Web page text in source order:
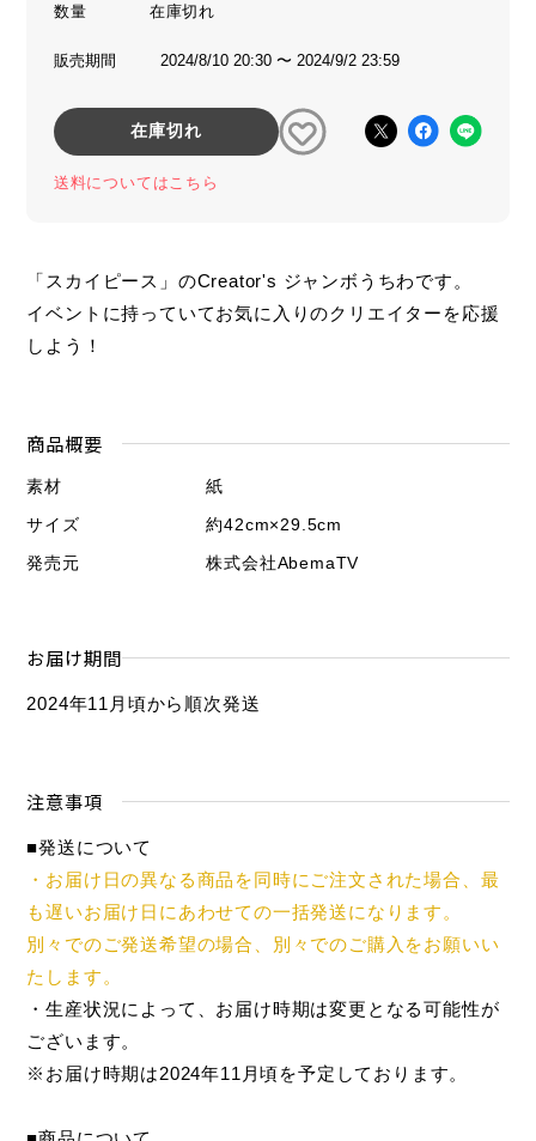
数量
販売期間 2024/8/10 20:30 〜 2024/9/2 23:59
在庫切れ
送料についてはこちら
「スカイピース」のCreator's ジャンボうちわです。
イベントに持っていてお気に入りのクリエイターを応援
しよう！
商品概要
素材
紙
サイズ
約42cm×29.5cm
発売元
株式会社AbemaTV
お届け期間
2024年11月頃から順次発送
注意事項
■発送について
・お届け日の異なる商品を同時にご注文された場合、最
も遅いお届け日にあわせての一括発送になります。
別々でのご発送希望の場合、別々でのご購入をお願いい
たします。
・生産状況によって、お届け時期は変更となる可能性が
ございます。
※お届け時期は2024年11月頃を予定しております。